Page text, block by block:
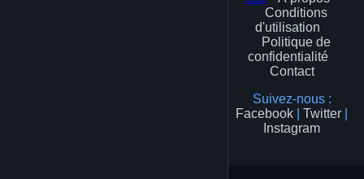
Conditions
d'utilisation
Politique de
confidentialité
Contact
Suivez-nous :
Facebook
Twitter
Instagram